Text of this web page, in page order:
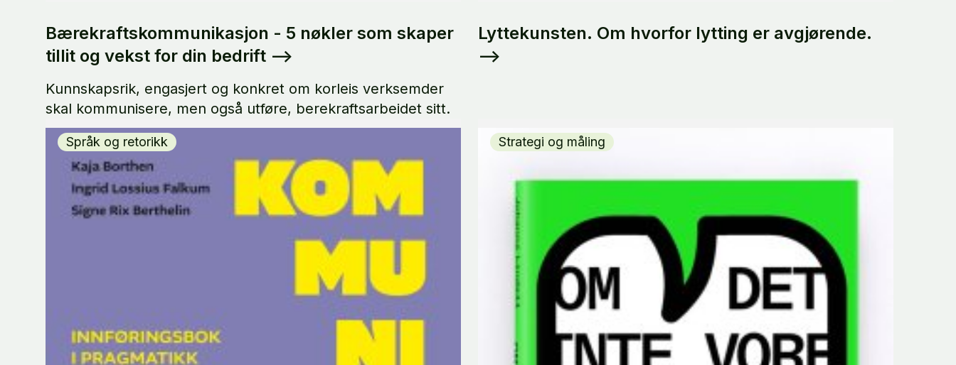
Bærekraftskommunikasjon - 5 nøkler som skaper
tillit og vekst for din bedrift -->
Kunnskapsrik, engasjert og konkret om korleis verksemder
skal kommunisere, men også utføre, berekraftsarbeidet sitt.
Lyttekunsten. Om hvorfor lytting er avgjørende.
-->
Språk og retorikk Strategi og måling